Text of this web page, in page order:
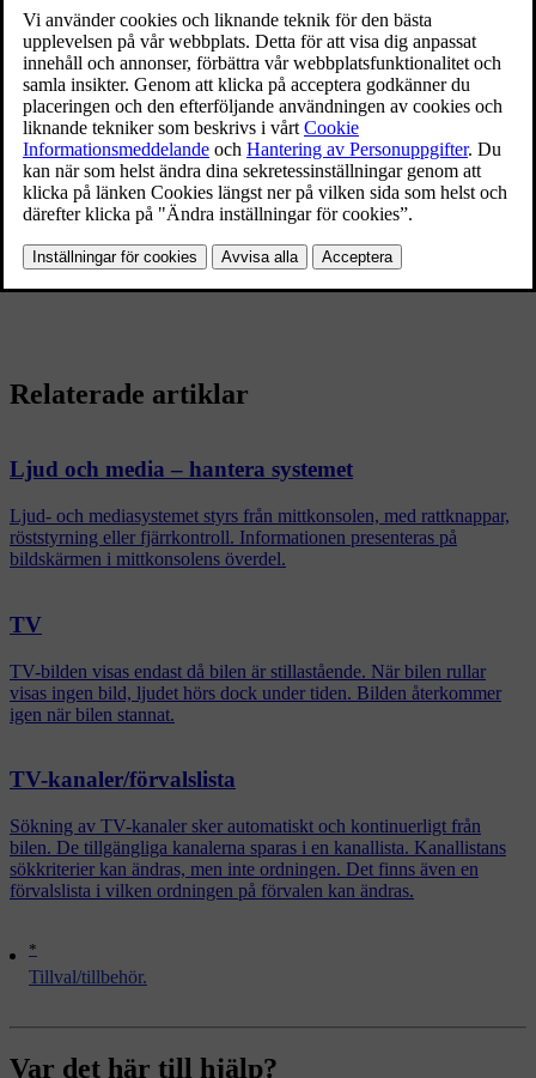
För att ändra undertexter, tryck i TV-källans normalvy på
OK/MENUoch väljUndertexter.
VridTUNEtill den undertext du vill använda och tryck
OK/MENU.
Den valda undertexten kommer nu att användas.
Ändra ljudspråk
För att ändra ljudspråk, tryck i TV-källans normalvy på
OK/MENUoch väljLjudspår.
OK/MENU.
Det valda ljudspåret kommer nu att användas.
*
Tillval/tillbehör.
Relaterade artiklar
Ljud och media – hantera systemet
Ljud- och mediasystemet styrs från mittkonsolen, med rattknappar,
röststyrning eller fjärrkontroll. Informationen presenteras på
bildskärmen i mittkonsolens överdel.
TV
TV-bilden visas endast då bilen är stillastående. När bilen rullar
visas ingen bild, ljudet hörs dock under tiden. Bilden återkommer
igen när bilen stannat.
TV-kanaler/förvalslista
Sökning av TV-kanaler sker automatiskt och kontinuerligt från
bilen. De tillgängliga kanalerna sparas i en kanallista. Kanallistans
sökkriterier kan ändras, men inte ordningen. Det finns även en
förvalslista i vilken ordningen på förvalen kan ändras.
Var det här till hjälp?